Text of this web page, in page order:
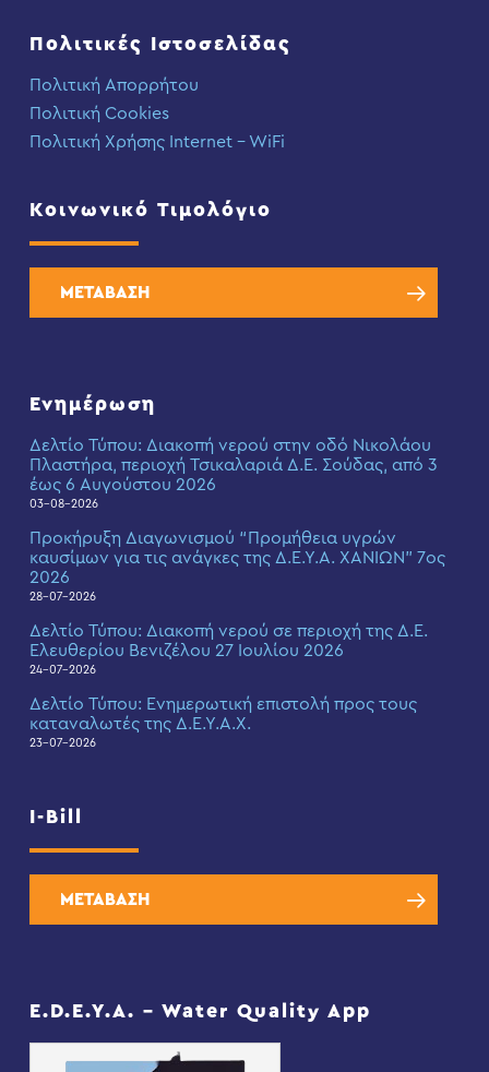
Πολιτικές Ιστοσελίδας
Πολιτική Απορρήτου
Πολιτική Cookies
Πολιτική Χρήσης Internet – WiFi
Κοινωνικό Τιμολόγιο
ΜΕΤΑΒΑΣΗ
Ενημέρωση
Δελτίο Τύπου: Διακοπή νερού στην οδό Νικολάου
Πλαστήρα, περιοχή Τσικαλαριά Δ.Ε. Σούδας, από 3
έως 6 Αυγούστου 2026
03-08-2026
Προκήρυξη Διαγωνισμού “Προμήθεια υγρών
καυσίμων για τις ανάγκες της Δ.Ε.Υ.Α. ΧΑΝΙΩΝ” 7ος
2026
28-07-2026
Δελτίο Τύπου: Διακοπή νερού σε περιοχή της Δ.Ε.
Ελευθερίου Βενιζέλου 27 Ιουλίου 2026
24-07-2026
Δελτίο Τύπου: Eνημερωτική επιστολή προς τους
καταναλωτές της Δ.Ε.Υ.Α.Χ.
23-07-2026
I-Bill
ΜΕΤΑΒΑΣΗ
E.D.E.Y.A. – Water Quality App